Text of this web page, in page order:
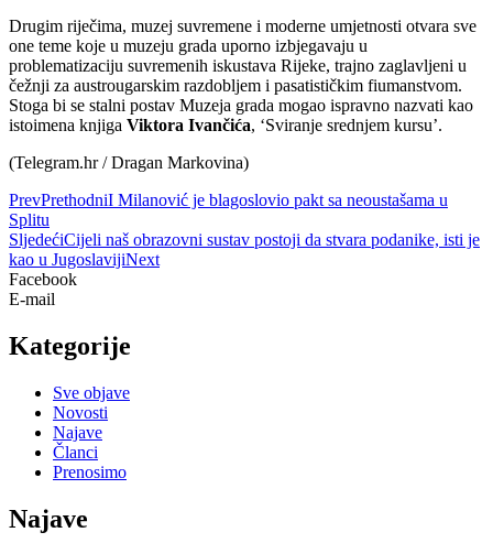
Drugim riječima, muzej suvremene i moderne umjetnosti otvara sve
one teme koje u muzeju grada uporno izbjegavaju u
problematizaciju suvremenih iskustava Rijeke, trajno zaglavljeni u
čežnji za austrougarskim razdobljem i pasatističkim fiumanstvom.
Stoga bi se stalni postav Muzeja grada mogao ispravno nazvati kao
istoimena knjiga Viktora Ivančića, ‘Sviranje srednjem kursu’.
(Telegram.hr / Dragan Markovina)
PrevPrethodniI Milanović je blagoslovio pakt sa neoustašama u
Splitu
SljedećiCijeli naš obrazovni sustav postoji da stvara podanike, isti je
kao u JugoslavijiNext
Facebook
E-mail
Kategorije
Sve objave
Novosti
Najave
Članci
Prenosimo
Najave